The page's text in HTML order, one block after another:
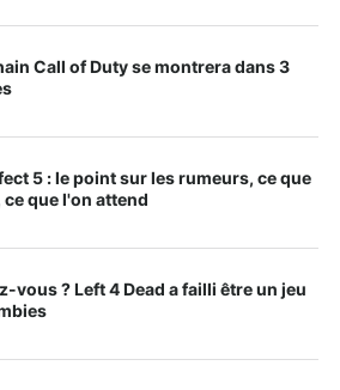
Call of Duty se montrera dans 3
5 : le point sur les rumeurs, ce que
ce que l'on attend
vous ? Left 4 Dead a failli être un jeu